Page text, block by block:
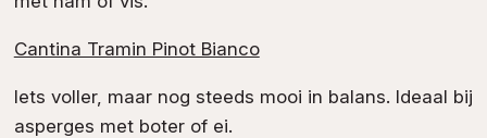
Cantina Tramin Pinot Bianco
Iets voller, maar nog steeds mooi in balans. Ideaal bij
asperges met boter of ei.